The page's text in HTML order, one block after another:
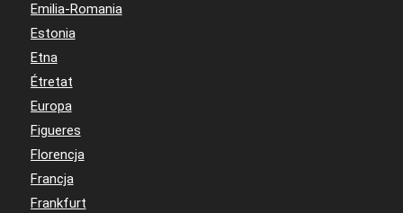
Emilia-Romania
Estonia
Etna
Étretat
Europa
Figueres
Florencja
Francja
Frankfurt